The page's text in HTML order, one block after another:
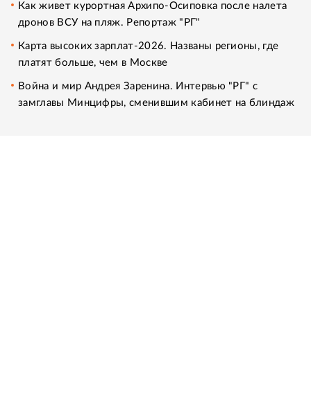
Как живет курортная Архипо-Осиповка после налета
дронов ВСУ на пляж. Репортаж "РГ"
Карта высоких зарплат-2026. Названы регионы, где
платят больше, чем в Москве
Война и мир Андрея Заренина. Интервью "РГ" с
замглавы Минцифры, сменившим кабинет на блиндаж